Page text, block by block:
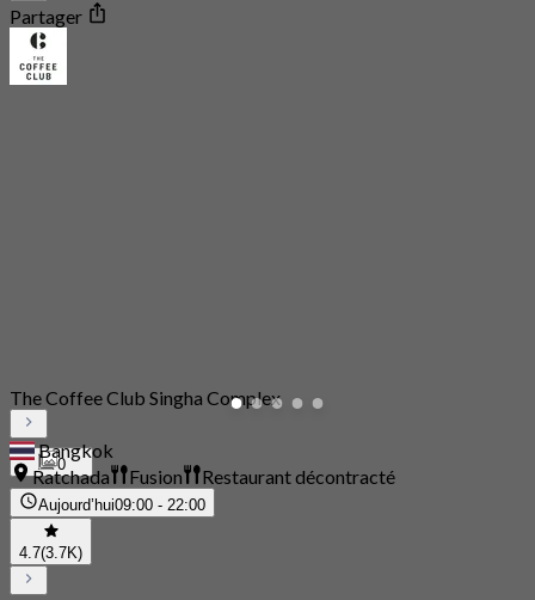
Partager
0
The Coffee Club Singha Complex
Bangkok
Ratchada
Fusion Restaurant décontracté
Aujourd’hui09:00 - 22:00
4.7(3.7K)